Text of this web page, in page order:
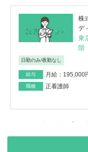
株
デ
東
階
日勤のみ/夜勤なし
給与 月給：195,000
職種 正看護師